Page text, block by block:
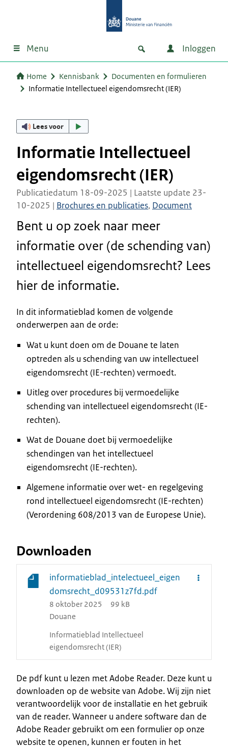
Menu Inloggen
Home Kennisbank
Documenten en formulieren
Informatie Intellectueel eigendomsrecht (IER)
Lees voor
Informatie Intellectueel
eigendomsrecht (IER)
Publicatiedatum 18-09-2025 | Laatste update 23-
10-2025 | Brochures en publicaties, Document
Bent u op zoek naar meer
informatie over (de schending van)
intellectueel eigendomsrecht? Lees
hier de informatie.
In dit informatieblad komen de volgende
onderwerpen aan de orde:
Wat u kunt doen om de Douane te laten
optreden als u schending van uw intellectueel
eigendomsrecht (IE-rechten) vermoedt.
Uitleg over procedures bij vermoedelijke
schending van intellectueel eigendomsrecht (IE-
rechten).
Wat de Douane doet bij vermoedelijke
schendingen van het intellectueel
eigendomsrecht (IE-rechten).
Algemene informatie over wet- en regelgeving
rond intellectueel eigendomsrecht (IE-rechten)
(Verordening 608/2013 van de Europese Unie).
Downloaden
informatieblad_intelectueel_eigen
domsrecht_d09531z7fd.pdf
8 oktober 2025
99 kB
Douane
Informatieblad Intellectueel
eigendomsrecht (IER)
De pdf kunt u lezen met Adobe Reader. Deze kunt u
downloaden op de website van Adobe. Wij zijn niet
verantwoordelijk voor de installatie en het gebruik
van de reader. Wanneer u andere software dan de
Adobe Reader gebruikt om een formulier op onze
website te openen, kunnen er fouten in het